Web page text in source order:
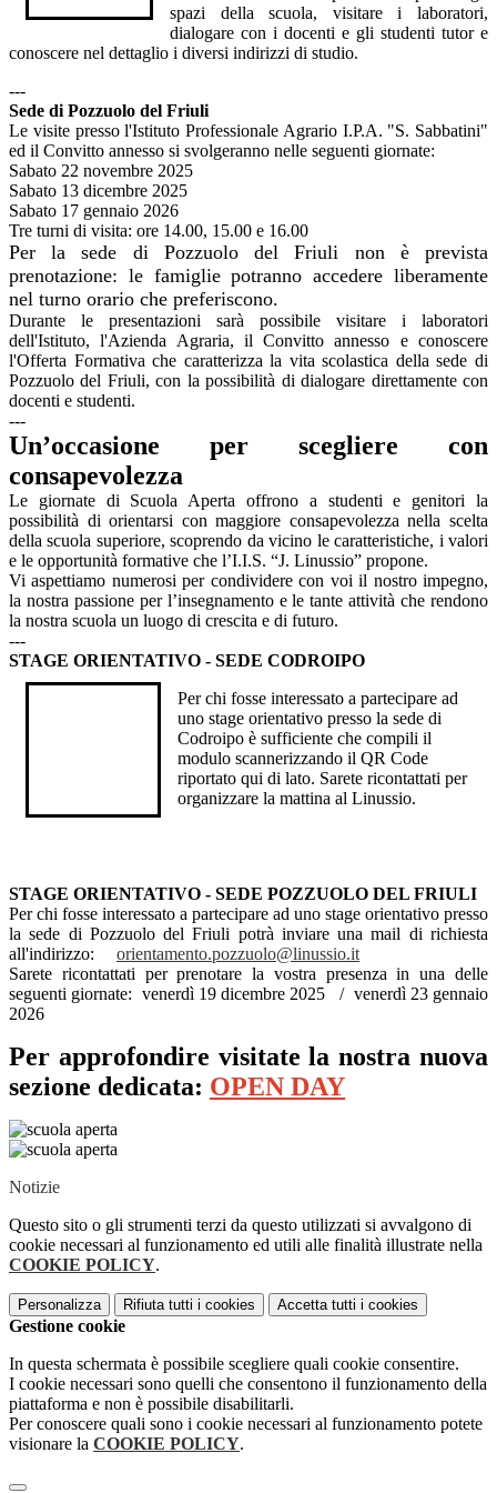
spazi della scuola, visitare i laboratori,
dialogare con i docenti e gli studenti tutor e
conoscere nel dettaglio i diversi indirizzi di studio.
---
Sede di Pozzuolo del Friuli
Le visite presso l'Istituto Professionale Agrario I.P.A. "S. Sabbatini"
ed il Convitto annesso si svolgeranno nelle seguenti giornate:
Sabato 22 novembre 2025
Sabato 13 dicembre 2025
Sabato 17 gennaio 2026
Tre turni di visita: ore 14.00, 15.00 e 16.00
Per la sede di Pozzuolo del Friuli non è prevista
prenotazione: le famiglie potranno accedere liberamente
nel turno orario che preferiscono.
Durante le presentazioni sarà possibile visitare i laboratori
dell'Istituto, l'Azienda Agraria, il Convitto annesso e conoscere
l'Offerta Formativa che caratterizza la vita scolastica della sede di
Pozzuolo del Friuli, con la possibilità di dialogare direttamente con
docenti e studenti.
---
Un’occasione per scegliere con
consapevolezza
Le giornate di Scuola Aperta offrono a studenti e genitori la
possibilità di orientarsi con maggiore consapevolezza nella scelta
della scuola superiore, scoprendo da vicino le caratteristiche, i valori
e le opportunità formative che l’I.I.S. “J. Linussio” propone.
Vi aspettiamo numerosi per condividere con voi il nostro impegno,
la nostra passione per l’insegnamento e le tante attività che rendono
la nostra scuola un luogo di crescita e di futuro.
---
STAGE ORIENTATIVO - SEDE CODROIPO
Per chi fosse interessato a partecipare ad
uno stage orientativo presso la sede di
Codroipo è sufficiente che compili il
modulo scannerizzando il QR Code
riportato qui di lato. Sarete ricontattati per
organizzare la mattina al Linussio.
STAGE ORIENTATIVO - SEDE POZZUOLO DEL FRIULI
Per chi fosse interessato a partecipare ad uno stage orientativo presso
la sede di Pozzuolo del Friuli potrà inviare una mail di richiesta
all'indirizzo: orientamento.pozzuolo@linussio.it
Sarete ricontattati per prenotare la vostra presenza in una delle
seguenti giornate: venerdì 19 dicembre 2025 / venerdì 23 gennaio
2026
Per approfondire visitate la nostra nuova
sezione dedicata: OPEN DAY
Notizie
Questo sito o gli strumenti terzi da questo utilizzati si avvalgono di
cookie necessari al funzionamento ed utili alle finalità illustrate nella
COOKIE POLICY.
Personalizza Rifiuta tutti i cookies Accetta tutti i cookies
Gestione cookie
In questa schermata è possibile scegliere quali cookie consentire.
I cookie necessari sono quelli che consentono il funzionamento della
piattaforma e non è possibile disabilitarli.
Per conoscere quali sono i cookie necessari al funzionamento potete
visionare la COOKIE POLICY.